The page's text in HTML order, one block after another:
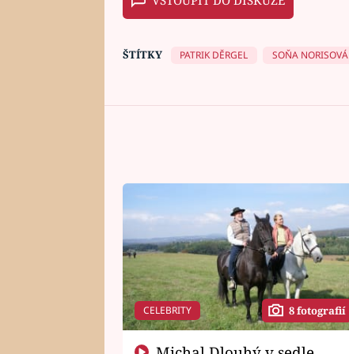
ŠTÍTKY PATRIK DĚRGEL SOŇA NORISOVÁ
CELEBRITY 8 fotografií